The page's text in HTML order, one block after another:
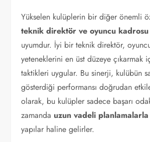
Yükselen kulüplerin bir diğer önemli
teknik direktör ve oyuncu kadrosu
uyumdur. İyi bir teknik direktör,
yeteneklerini en üst düzeye çıkarmak
taktikleri uygular. Bu sinerji, kulübün
gösterdiği performansı doğrudan
olarak, bu kulüpler sadece başarı
zamanda uzun vadeli planlamalarla
yapılar haline gelirler.